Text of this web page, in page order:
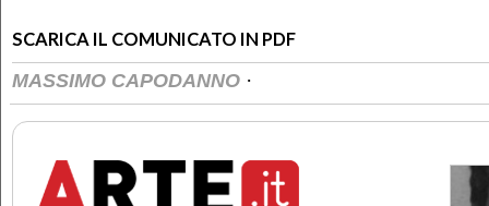
SCARICA IL COMUNICATO IN PDF
MASSIMO CAPODANNO ·